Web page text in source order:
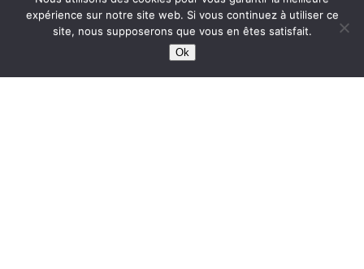
expérience sur notre site web. Si vous continuez à utiliser ce
site, nous supposerons que vous en êtes satisfait.
Ok